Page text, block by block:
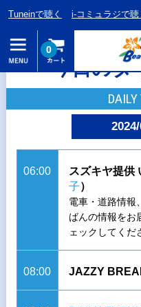
Tuneinで聴く i-コミュラジで聴
0
今日のタ
06:00 スズキヤ提供
子）
電車・道路情報
ばんの情報をお
ェックしてくだ
08:00 JAZZY